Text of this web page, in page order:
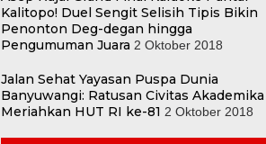
Kalitopo! Duel Sengit Selisih Tipis Bikin
Penonton Deg-degan hingga
Pengumuman Juara 2 Oktober 2018
Jalan Sehat Yayasan Puspa Dunia
Banyuwangi: Ratusan Civitas Akademika
Meriahkan HUT RI ke-81 2 Oktober 2018